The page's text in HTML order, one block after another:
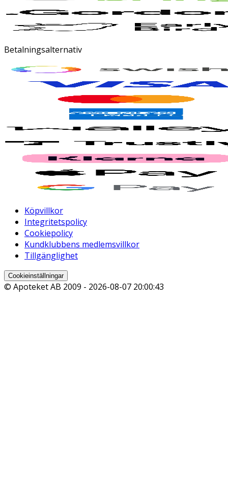
Betalningsalternativ
Köpvillkor
Integritetspolicy
Cookiepolicy
Kundklubbens medlemsvillkor
Tillgänglighet
Cookieinställningar
© Apoteket AB 2009 - 2026-08-07 20:00:43